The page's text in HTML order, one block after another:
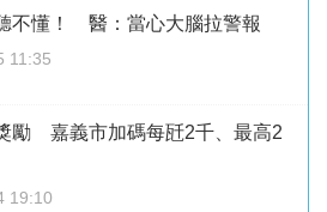
不懂！ 醫：當心大腦拉警報
11:35
勵 嘉義市加碼每瓩2千、最高2
19:10